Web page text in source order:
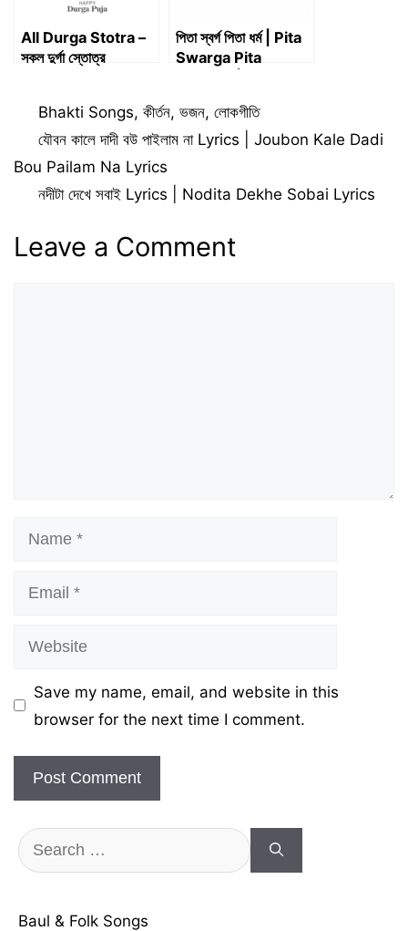
All Durga Stotra –
সকল দুর্গা স্তোত্র
পিতা স্বর্গ পিতা ধর্ম | Pita
Swarga Pita
Categories
Bhakti Songs,কীর্তন,ভজন,লোকগীতি
যৌবন কালে দাদী বউ পাইলাম না Lyrics | Joubon Kale Dadi
Bou Pailam Na Lyrics
নদীটা দেখে সবাই Lyrics | Nodita Dekhe Sobai Lyrics
Leave a Comment
Name
Email
Website
Save my name, email, and website in this
browser for the next time I comment.
Search
for:
Baul & Folk Songs